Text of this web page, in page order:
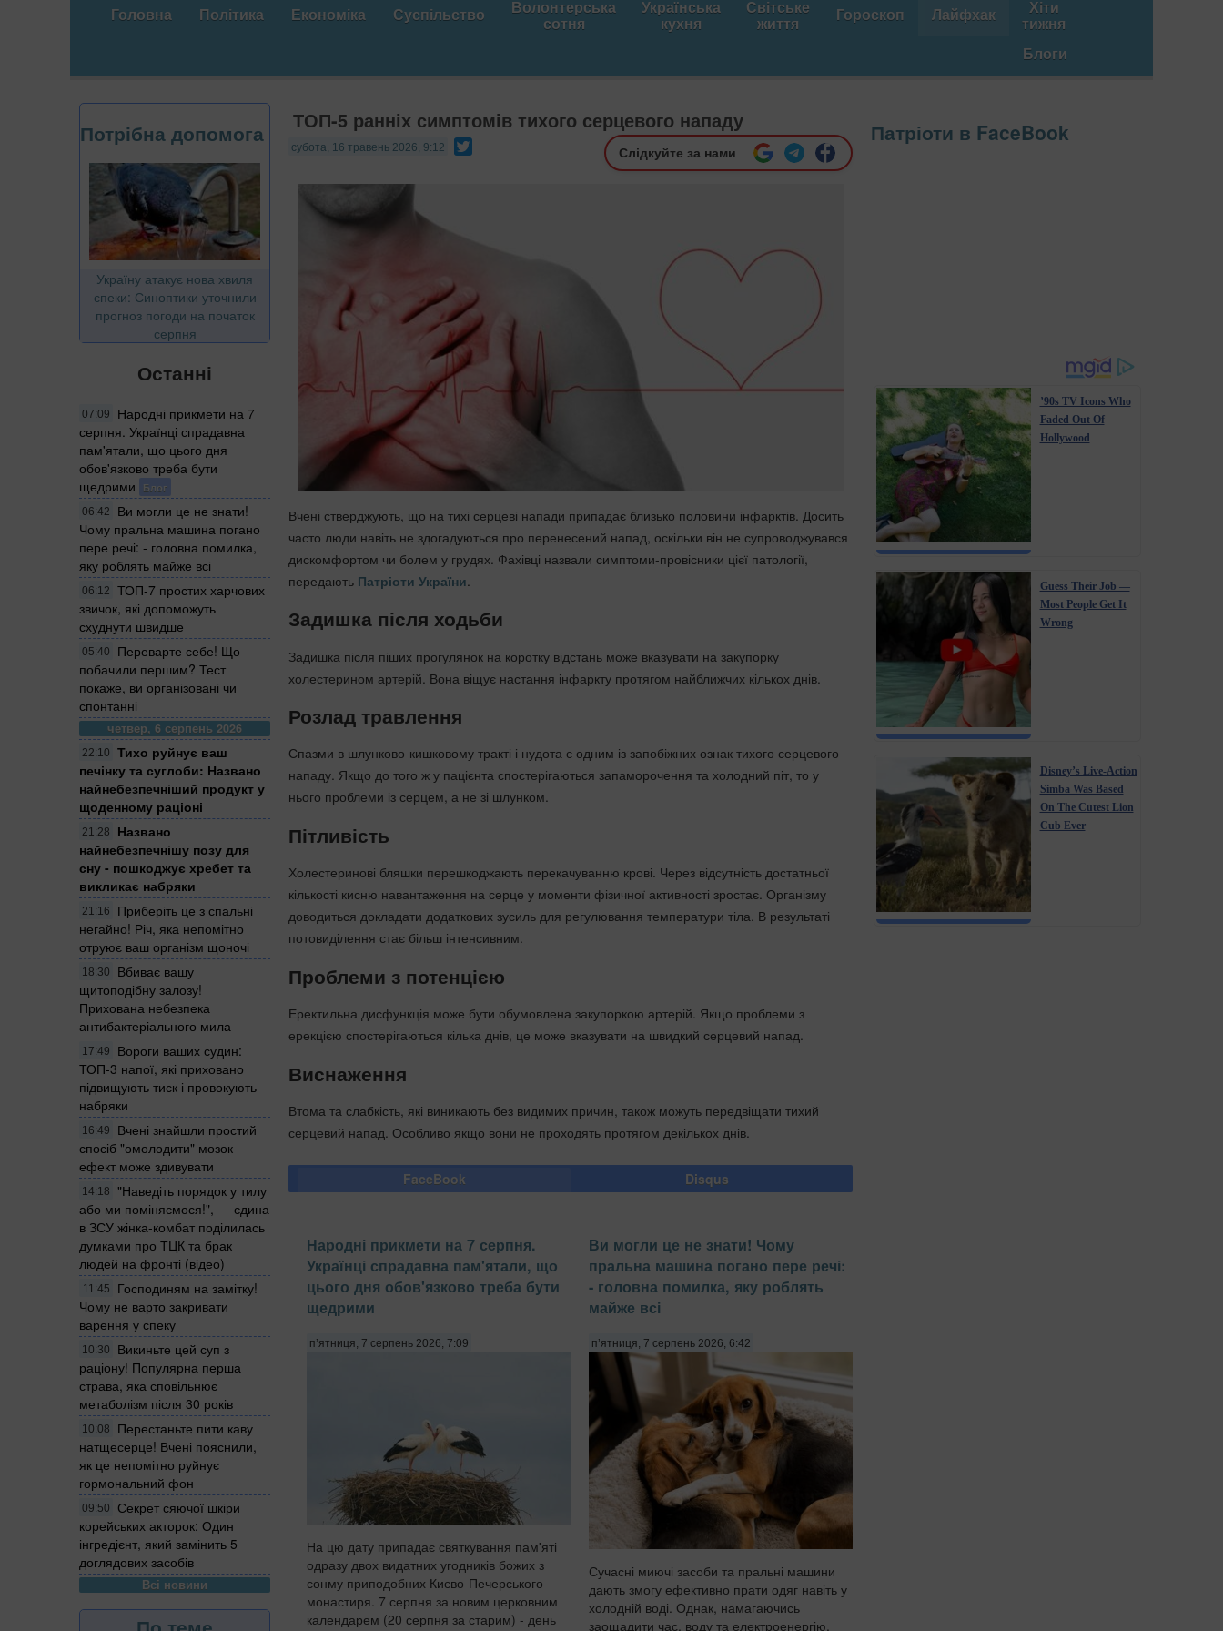
Головна Політика Економіка Суспільство Волонтерська
сотня
Українська
кухня
Світське
життя Гороскоп Лайфхак Хіти
тижня
Блоги
Потрібна допомога
Україну атакує нова хвиля
спеки: Синоптики уточнили
прогноз погоди на початок
серпня
Останні
07:09
Народні прикмети на 7
серпня. Українці спрадавна
пам'ятали, що цього дня
обов'язково треба бути
щедрими
Блог
06:42
Ви могли це не знати!
Чому пральна машина погано
пере речі: - головна помилка,
яку роблять майже всі
06:12
ТОП-7 простих харчових
звичок, які допоможуть
схуднути швидше
05:40
Переварте себе! Що
побачили першим? Тест
покаже, ви організовані чи
спонтанні
четвер, 6 серпень 2026
22:10
Тихо руйнує ваш
печінку та суглоби: Названо
найнебезпечніший продукт у
щоденному раціоні
21:28
Названо
найнебезпечнішу позу для
сну - пошкоджує хребет та
викликає набряки
21:16
Приберіть це з спальні
негайно! Річ, яка непомітно
отруює ваш організм щоночі
18:30
Вбиває вашу
щитоподібну залозу!
Прихована небезпека
антибактеріального мила
17:49
Вороги ваших судин:
ТОП-3 напої, які приховано
підвищують тиск і провокують
набряки
16:49
Вчені знайшли простий
спосіб "омолодити" мозок -
ефект може здивувати
14:18
"Наведіть порядок у тилу
або ми поміняємося!", — єдина
в ЗСУ жінка-комбат поділилась
думками про ТЦК та брак
людей на фронті (відео)
11:45
Господиням на замітку!
Чому не варто закривати
варення у спеку
10:30
Викиньте цей суп з
раціону! Популярна перша
страва, яка сповільнює
метаболізм після 30 років
10:08
Перестаньте пити каву
натщесерце! Вчені пояснили,
як це непомітно руйнує
гормональний фон
09:50
Секрет сяючої шкіри
корейських акторок: Один
інгредієнт, який замінить 5
доглядових засобів
Всі новини
ТОП-5 ранніх симптомів тихого серцевого нападу
субота, 16 травень 2026, 9:12 Слідкуйте за нами
Вчені стверджують, що на тихі серцеві напади припадає близько половини інфарктів. Досить
часто люди навіть не здогадуються про перенесений напад, оскільки він не супроводжувався
дискомфортом чи болем у грудях. Фахівці назвали симптоми-провісники цієї патології,
передають Патріоти України
Задишка після ходьби
Задишка після піших прогулянок на коротку відстань може вказувати на закупорку
холестерином артерій. Вона віщує настання інфаркту протягом найближчих кількох днів.
Розлад травлення
Спазми в шлунково-кишковому тракті і нудота є одним із запобіжних ознак тихого серцевого
нападу. Якщо до того ж у пацієнта спостерігаються запаморочення та холодний піт, то у
нього проблеми із серцем, а не зі шлунком.
Пітливість
Холестеринові бляшки перешкоджають перекачуванню крові. Через відсутність достатньої
кількості кисню навантаження на серце у моменти фізичної активності зростає. Організму
доводиться докладати додаткових зусиль для регулювання температури тіла. В результаті
потовиділення стає більш інтенсивним.
Проблеми з потенцією
Еректильна дисфункція може бути обумовлена закупоркою артерій. Якщо проблеми з
ерекцією спостерігаються кілька днів, це може вказувати на швидкий серцевий напад.
Виснаження
Втома та слабкість, які виникають без видимих причин, також можуть передвіщати тихий
серцевий напад. Особливо якщо вони не проходять протягом декількох днів.
FaceBook Disqus
Народні прикмети на 7 серпня.
Українці спрадавна пам'ятали, що
цього дня обов'язково треба бути
щедрими
п’ятниця, 7 серпень 2026, 7:09
На цю дату припадає святкування пам'яті
одразу двох видатних угодників божих з
сонму приподобних Києво-Печерського
монастиря. 7 серпня за новим церковним
календарем (20 серпня за старим) - день
Ви могли це не знати! Чому
пральна машина погано пере речі:
- головна помилка, яку роблять
майже всі
п’ятниця, 7 серпень 2026, 6:42
Сучасні миючі засоби та пральні машини
дають змогу ефективно прати одяг навіть у
холодній воді. Однак, намагаючись
заощадити час, воду та електроенергію,
Патріоти в FaceBook
’90s TV Icons Who
Faded Out Of
Hollywood
Guess Their Job —
Most People Get It
Wrong
Disney’s Live-Action
Simba Was Based
On The Cutest Lion
Cub Ever